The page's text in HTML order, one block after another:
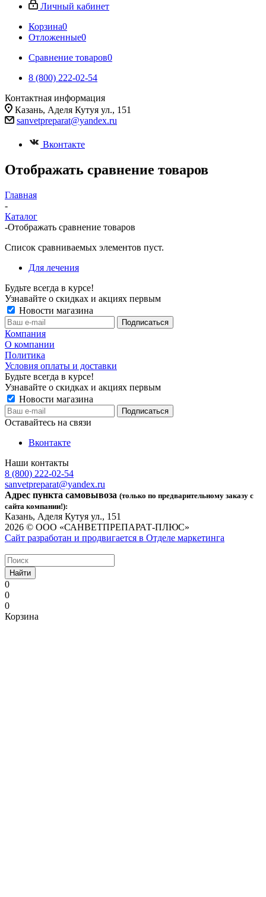
Личный кабинет
Корзина0
Отложенные0
Сравнение товаров0
8 (800) 222-02-54
Контактная информация
Казань, Аделя Кутуя ул., 151
sanvetpreparat@yandex.ru
Вконтакте
Отображать сравнение товаров
Главная
-
Каталог
-Отображать сравнение товаров
Список сравниваемых элементов пуст.
Для лечения
Будьте всегда в курсе!
Узнавайте о скидках и акциях первым
Новости магазина
Компания
О компании
Политика
Условия оплаты и доставки
Будьте всегда в курсе!
Узнавайте о скидках и акциях первым
Новости магазина
Оставайтесь на связи
Вконтакте
Наши контакты
8 (800) 222-02-54
sanvetpreparat@yandex.ru
Адрес пункта самовывоза (только по предварительному заказу с
сайта компании!):
Казань, Аделя Кутуя ул., 151
2026 © ООО «САНВЕТПРЕПАРАТ-ПЛЮС»
Сайт разработан и продвигается в Отделе маркетинга
Найти
0
0
0
Корзина